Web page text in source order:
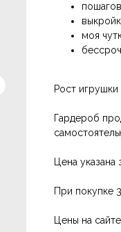
моя
Рост
Гардероб
Цена указана
При покупке
Цены на